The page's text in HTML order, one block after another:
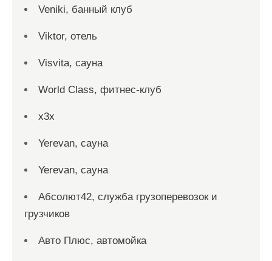
Veniki, банный клуб
Viktor, отель
Visvita, сауна
World Class, фитнес-клуб
x3x
Yerevan, сауна
Yerevan, сауна
Абсолют42, служба грузоперевозок и
грузчиков
Авто Плюс, автомойка